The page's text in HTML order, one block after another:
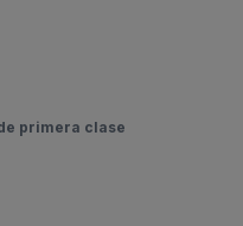
primera clase